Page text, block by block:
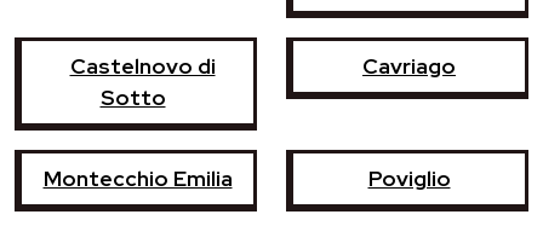
Castelnovo di
Sotto
Cavriago
Montecchio Emilia Poviglio